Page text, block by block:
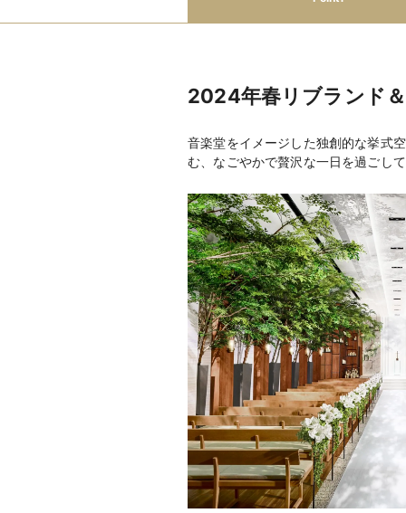
2024年春リブランド
音楽堂をイメージした独創的な挙式
む、なごやかで贅沢な一日を過ごし